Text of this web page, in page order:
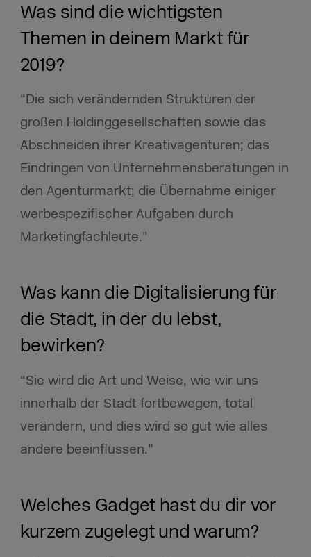
Was sind die wichtigsten
Themen in deinem Markt für
2019?
“Die sich verändernden Strukturen der
großen Holdinggesellschaften sowie das
Abschneiden ihrer Kreativagenturen; das
Eindringen von Unternehmensberatungen in
den Agenturmarkt; die Übernahme einiger
werbespezifischer Aufgaben durch
Marketingfachleute.”
Was kann die Digitalisierung für
die Stadt, in der du lebst,
bewirken?
“Sie wird die Art und Weise, wie wir uns
innerhalb der Stadt fortbewegen, total
verändern, und dies wird so gut wie alles
andere beeinflussen.”
Welches Gadget hast du dir vor
kurzem zugelegt und warum?